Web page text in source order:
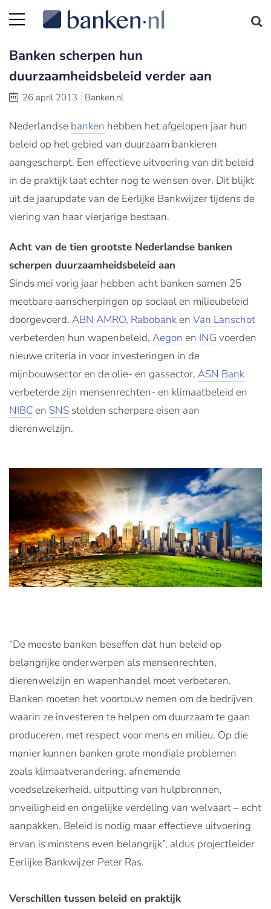
Banken scherpen hun
duurzaamheidsbeleid verder aan
26 april 2013 Banken.nl
Nederlandse banken hebben het afgelopen jaar hun
beleid op het gebied van duurzaam bankieren
aangescherpt. Een effectieve uitvoering van dit beleid
in de praktijk laat echter nog te wensen over. Dit blijkt
uit de jaarupdate van de Eerlijke Bankwijzer tijdens de
viering van haar vierjarige bestaan.
Acht van de tien grootste Nederlandse banken
scherpen duurzaamheidsbeleid aan
Sinds mei vorig jaar hebben acht banken samen 25
meetbare aanscherpingen op sociaal en milieubeleid
doorgevoerd. ABN AMRO, Rabobank en Van Lanschot
verbeterden hun wapenbeleid, Aegon en ING voerden
nieuwe criteria in voor investeringen in de
mijnbouwsector en de olie- en gassector, ASN Bank
verbeterde zijn mensenrechten- en klimaatbeleid en
NIBC en SNS stelden scherpere eisen aan
dierenwelzijn.
“De meeste banken beseffen dat hun beleid op
belangrijke onderwerpen als mensenrechten,
dierenwelzijn en wapenhandel moet verbeteren.
Banken moeten het voortouw nemen om de bedrijven
waarin ze investeren te helpen om duurzaam te gaan
produceren, met respect voor mens en milieu. Op die
manier kunnen banken grote mondiale problemen
zoals klimaatverandering, afnemende
voedselzekerheid, uitputting van hulpbronnen,
onveiligheid en ongelijke verdeling van welvaart – echt
aanpakken. Beleid is nodig maar effectieve uitvoering
ervan is minstens even belangrijk”, aldus projectleider
Eerlijke Bankwijzer Peter Ras.
Verschillen tussen beleid en praktijk